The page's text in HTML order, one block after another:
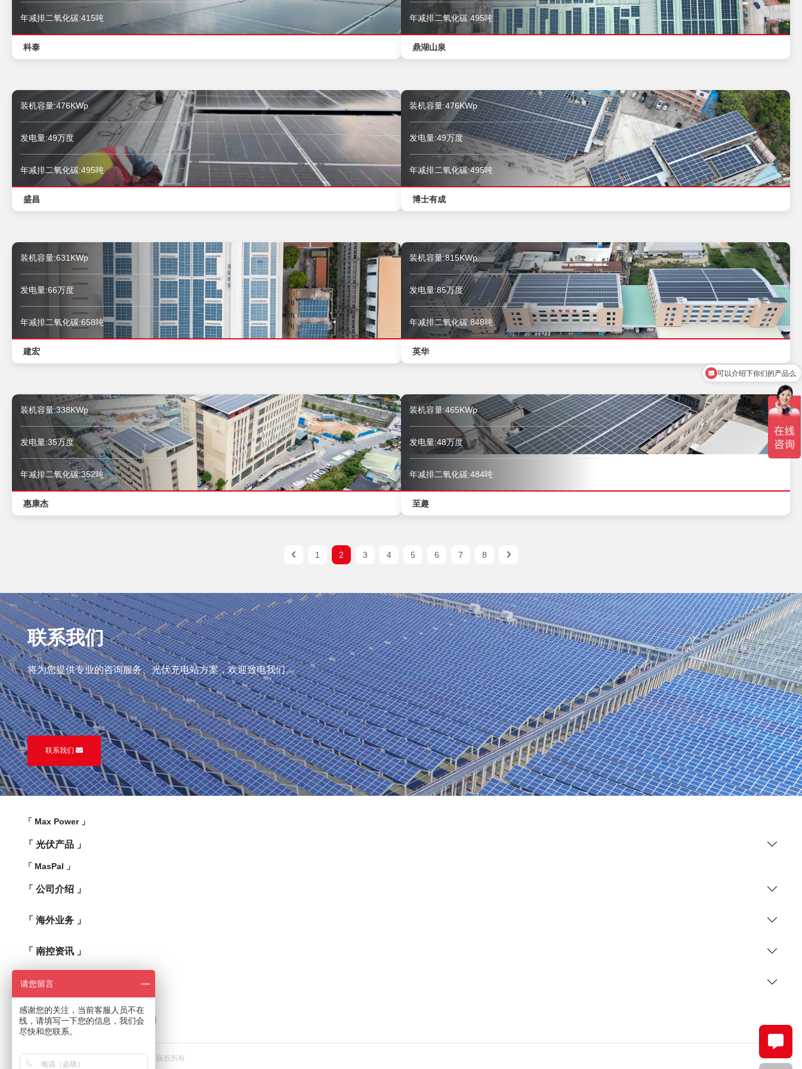
年减排二氧化碳:415吨
科泰
年减排二氧化碳:495吨
鼎湖山泉
装机容量:476KWp
发电量:49万度
年减排二氧化碳:495吨
盛昌
装机容量:476KWp
发电量:49万度
年减排二氧化碳:495吨
博士有成
装机容量:631KWp
发电量:66万度
年减排二氧化碳:658吨
建宏
装机容量:815KWp
发电量:85万度
年减排二氧化碳:848吨
英华
装机容量:338KWp
发电量:35万度
年减排二氧化碳:352吨
惠康杰
装机容量:465KWp
发电量:48万度
年减排二氧化碳:484吨
至趣
1 2 3 4 5 6 7 8
联系我们
将为您提供专业的咨询服务、光伏充电站方案，欢迎致电我们。
联系我们
「 Max Power 」
「 光伏产品 」
「 MasPal 」
「 公司介绍 」
「 海外业务 」
「 南控资讯 」
「 联系我们 」
Copyright © 2019 广东南控电力有限公司 版权所有
你们是怎么收费的呢
请您留言
感谢您的关注，当前客服人员不在
线，请填写一下您的信息，我们会
尽快和您联系。